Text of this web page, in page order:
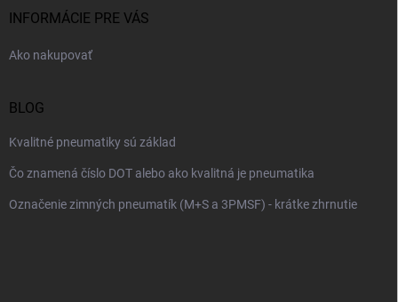
INFORMÁCIE PRE VÁS
Ako nakupovať
BLOG
Kvalitné pneumatiky sú základ
Čo znamená číslo DOT alebo ako kvalitná je pneumatika
Označenie zimných pneumatík (M+S a 3PMSF) - krátke zhrnutie